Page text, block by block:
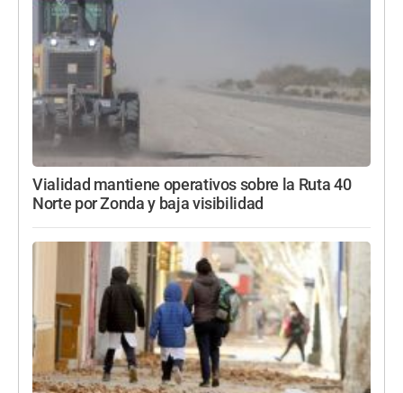
Vialidad mantiene operativos sobre la Ruta 40
Norte por Zonda y baja visibilidad